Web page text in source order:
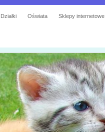
Działki Oświata Sklepy internetowe